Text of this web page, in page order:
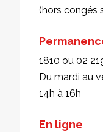
(hors congés
1810 ou 02
Du mardi au
14h à 16h
En ligne